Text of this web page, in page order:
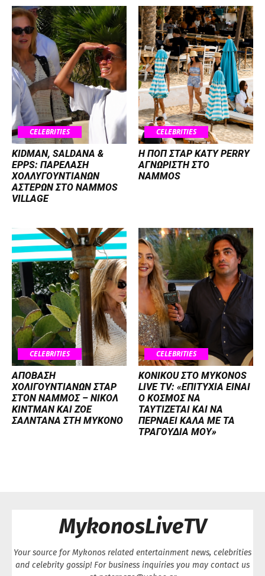
CELEBRITIES
KIDMAN, SALDANA &
EPPS: ΠΑΡΕΛΑΣΗ
ΧΟΛΛΥΓΟΥΝΤΙΑΝΩΝ
ΑΣΤΕΡΩΝ ΣΤΟ NAMMOS
VILLAGE
CELEBRITIES
H ΠΟΠ ΣΤΑΡ KATY PERRY
ΑΓΝΩΡΙΣΤΗ ΣΤΟ
NAMMOS
CELEBRITIES
ΑΠΟΒΑΣΗ
ΧΟΛΙΓΟΥΝΤΙΑΝΩΝ ΣΤΑΡ
ΣΤΟΝ NΑΜΜΟΣ – ΝΙΚΟΛ
ΚΙΝΤΜΑΝ ΚΑΙ ΖΟΕ
ΣΑΛΝΤΑΝΑ ΣΤΗ ΜΥΚΟΝΟ
CELEBRITIES
KONIKOU ΣΤΟ MYKONOS
LIVE TV: «ΕΠΙΤΥΧΙΑ ΕΙΝΑΙ
Ο ΚΟΣΜΟΣ ΝΑ
ΤΑΥΤΙΖΕΤΑΙ KAI ΝΑ
ΠΕΡΝΑΕΙ ΚΑΛΑ ΜΕ ΤΑ
ΤΡΑΓΟΥΔΙΑ ΜΟΥ»
MykonosLiveTV
Your source for Mykonos related entertainment news, celebrities
and celebrity gossip! For business inquiries you may contact us